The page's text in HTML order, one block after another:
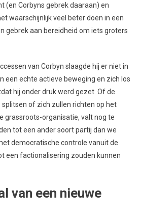
(en Corbyns gebrek daaraan) en
waarschijnlijk veel beter doen in een
gebrek aan bereidheid om iets groters
van Corbyn slaagde hij er niet in
een echte actieve beweging en zich los
hij onder druk werd gezet. Of de
of zich zullen richten op het
grassroots-organisatie, valt nog te
tot een ander soort partij dan we
democratische controle vanuit de
een factionalisering zouden kunnen
van een nieuwe